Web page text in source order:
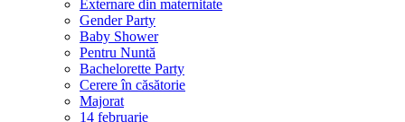
Externare din maternitate
Gender Party
Baby Shower
Pentru Nuntă
Bachelorette Party
Cerere în căsătorie
Majorat
14 februarie